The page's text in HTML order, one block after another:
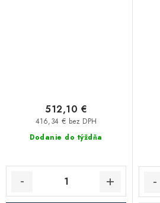
Dodanie do týždňa
416,34 € bez DPH
512,10 €